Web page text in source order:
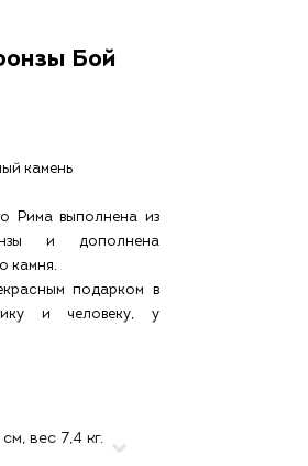
Бой
камень
Рима выполнена из
и дополнена
камня.
подарком в
и человеку, у